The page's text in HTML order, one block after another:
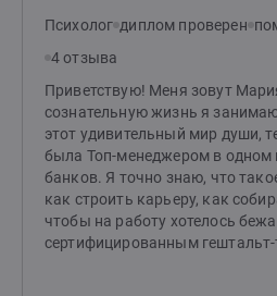
конфиденциальность и
Психолог диплом проверен
4 отзыва
Приветствую! Меня зовут
сознательную жизнь я
этот удивительный мир души,
была Топ-менеджером в одном
банков. Я точно знаю, что
как строить карьеру, как
чтобы на работу хотелось
сертифицированным